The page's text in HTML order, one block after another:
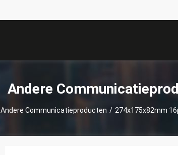
Andere
Andere Communicatieproducten / 274x175x82mm